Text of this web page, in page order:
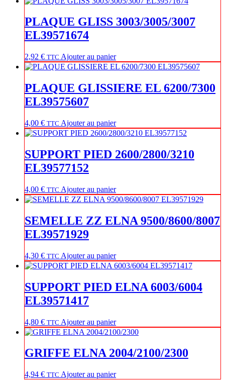
PLAQUE GLISS 3003/3005/3007
EL39571674
2,92 € TTC Ajouter au panier
PLAQUE GLISSIERE EL 6200/7300
EL39575607
4,00 € TTC Ajouter au panier
SUPPORT PIED 2600/2800/3210
EL39577152
4,00 € TTC Ajouter au panier
SEMELLE ZZ ELNA 9500/8600/8007
EL39571929
4,30 € TTC Ajouter au panier
SUPPORT PIED ELNA 6003/6004
EL39571417
4,80 € TTC Ajouter au panier
GRIFFE ELNA 2004/2100/2300
4,94 € TTC Ajouter au panier